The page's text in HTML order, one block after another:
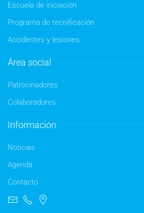
Escuela de iniciación
Programa de tecnificación
Accidentes y lesiones
Área social
Patrocinadores
Colaboradores
Información
Noticias
Agenda
Contacto